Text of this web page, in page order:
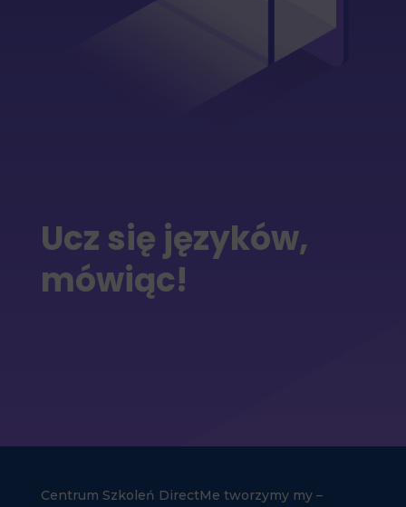
Ucz się języków,
mówiąc!
Centrum Szkoleń DirectMe tworzymy my –